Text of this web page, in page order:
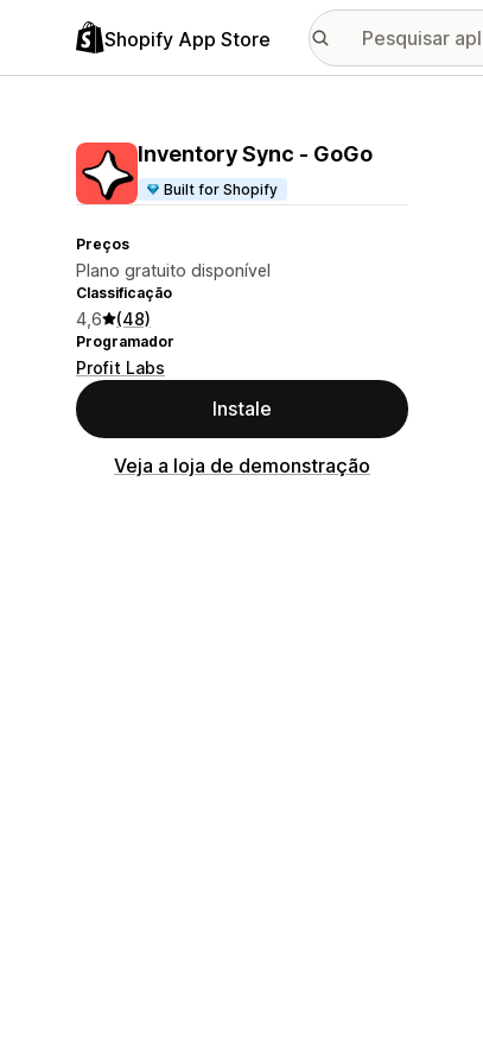
Shopify App Store
Inventory Sync ‑ GoGo
Built for Shopify
Preços
Plano gratuito disponível
Classificação
4,6 (48)
Programador
Profit Labs
Instale
Veja a loja de demonstração